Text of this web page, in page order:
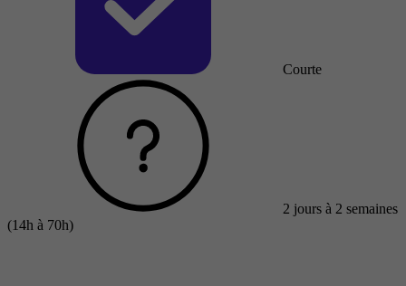
Courte
2 jours à 2 semaines
(14h à 70h)